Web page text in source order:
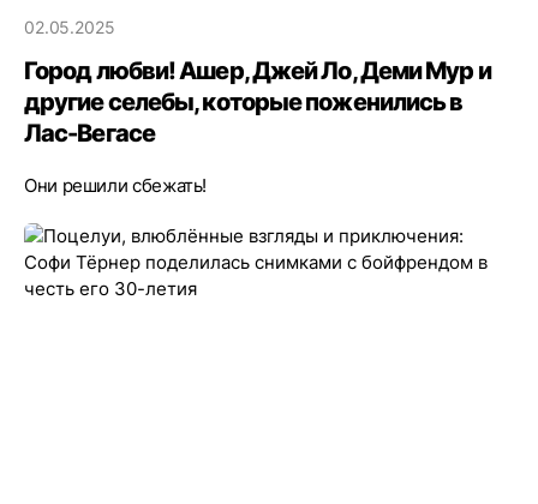
02.05.2025
Город любви! Ашер, Джей Ло, Деми Мур и
другие селебы, которые поженились в
Лас-Вегасе
Они решили сбежать!